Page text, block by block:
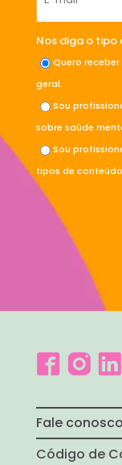
Nos diga o tipo
Quero
geral.
Sou
sobre saúde
Sou
tipos de
Fale conosco
Código de